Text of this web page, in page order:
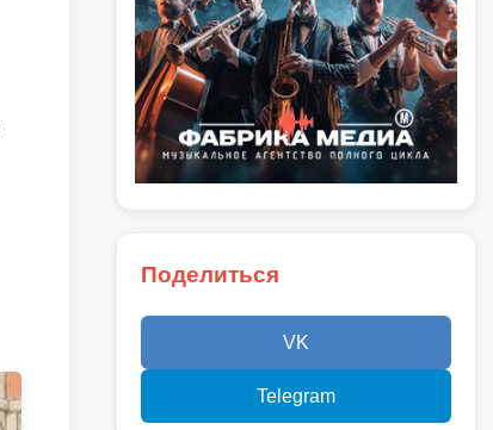
Поделиться
VK
Telegram